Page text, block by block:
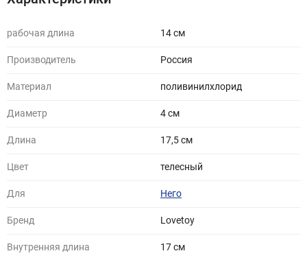
рабочая длина 14 см
Производитель Россия
Материал поливинилхлорид
Диаметр 4 cм
Длина 17,5 см
Цвет телесный
Для Него
Бренд Lovetoy
Внутренняя длина 17 см